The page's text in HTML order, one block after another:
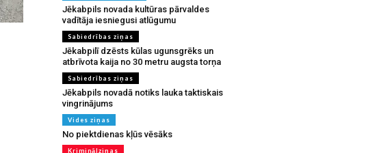
Jēkabpils novada kultūras pārvaldes
vadītāja iesniegusi atlūgumu
Sabiedrības ziņas
Jēkabpilī dzēsts kūlas ugunsgrēks un
atbrīvota kaija no 30 metru augsta torņa
Sabiedrības ziņas
Jēkabpils novadā notiks lauka taktiskais
vingrinājums
Vides ziņas
No piektdienas kļūs vēsāks
Kriminālziņas